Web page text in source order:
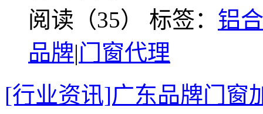
阅读（35） 标签： 铝
品牌|门窗代理
[行业资讯]广东品牌门窗